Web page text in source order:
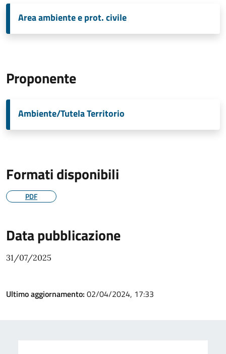
Area ambiente e prot. civile
Proponente
Ambiente/Tutela Territorio
Formati disponibili
PDF
Data pubblicazione
31/07/2025
Ultimo aggiornamento: 02/04/2024, 17:33